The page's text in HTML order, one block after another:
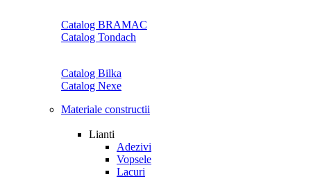
Catalog BRAMAC
Catalog Tondach
Catalog Bilka
Catalog Nexe
Materiale constructii
Lianti
Adezivi
Vopsele
Lacuri